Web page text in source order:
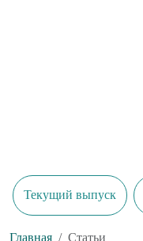
Текущий выпуск
Главная Статьи